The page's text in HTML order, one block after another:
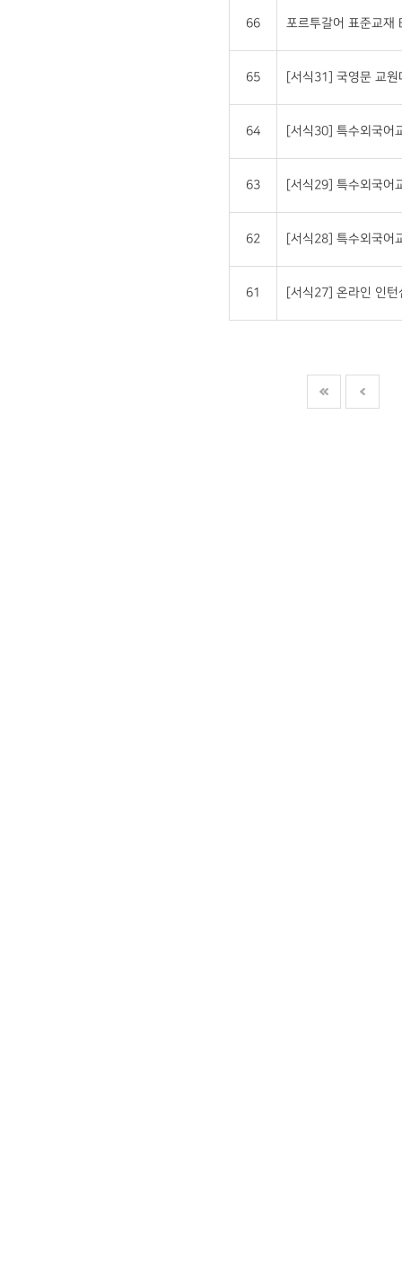
66 포르투갈어 표준교재
65 [서식31] 국영문 교
64 [서식30] 특수외국어
63 [서식29] 특수외국어
62 [서식28] 특수외국어
61 [서식27] 온라인 인턴